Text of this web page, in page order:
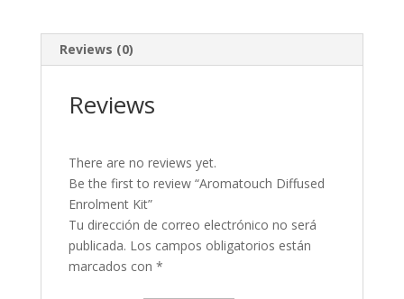
Reviews (0)
Reviews
There are no reviews yet.
Be the first to review “Aromatouch Diffused
Enrolment Kit”
Tu dirección de correo electrónico no será
publicada. Los campos obligatorios están
marcados con *